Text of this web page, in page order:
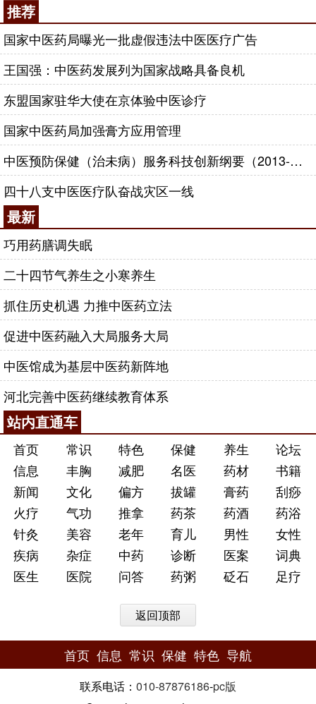
推荐
国家中医药局曝光一批虚假违法中医医疗广告
王国强：中医药发展列为国家战略具备良机
东盟国家驻华大使在京体验中医诊疗
国家中医药局加强膏方应用管理
中医预防保健（治未病）服务科技创新纲要（2013-2020年）
四十八支中医医疗队奋战灾区一线
最新
巧用药膳调失眠
二十四节气养生之小寒养生
抓住历史机遇 力推中医药立法
促进中医药融入大局服务大局
中医馆成为基层中医药新阵地
河北完善中医药继续教育体系
站内直通车
首页 常识 特色 保健 养生
论坛
信息
丰胸 减肥 名医 药材
书籍
新闻
文化 偏方 拔罐 膏药
刮痧
火疗
气功 推拿 药茶 药酒
药浴
针灸
美容 老年 育儿 男性
女性
疾病
杂症 中药 诊断 医案
词典
医生
医院 问答 药粥 砭石 足疗
返回顶部
首页 信息 常识 保健 特色 导航
联系电话： 010-87876186-pc版